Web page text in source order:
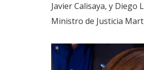
Javier Calisaya, y
Ministro de Justicia